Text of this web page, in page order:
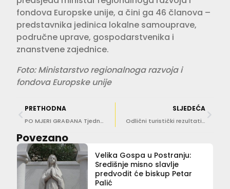
fondova Europske unije, a čini ga 46 članova –
predstavnika jedinica lokalne samouprave,
područne uprave, gospodarstvenika i
znanstvene zajednice.
Foto: Ministarstvo regionalnoga razvoja i
fondova Europske unije
PRETHODNA
PO MJERI GRAĐANA Tjedni pregled gradskih projekata
SLJEDEĆA
Odlični turistički rezultati i vrhunske manifestacije u posezoni
Povezano
Velika Gospa u Postranju:
Središnje misno slavlje
predvodit će biskup Petar
Palić